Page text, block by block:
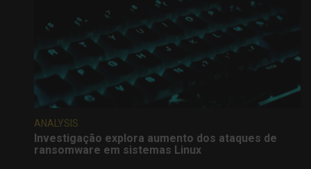
ANALYSIS
Investigação explora aumento dos ataques de
ransomware em sistemas Linux